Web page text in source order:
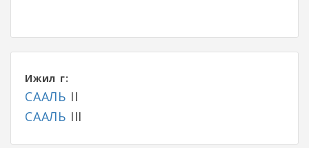
Ижил үг:
СААЛЬ II
СААЛЬ III